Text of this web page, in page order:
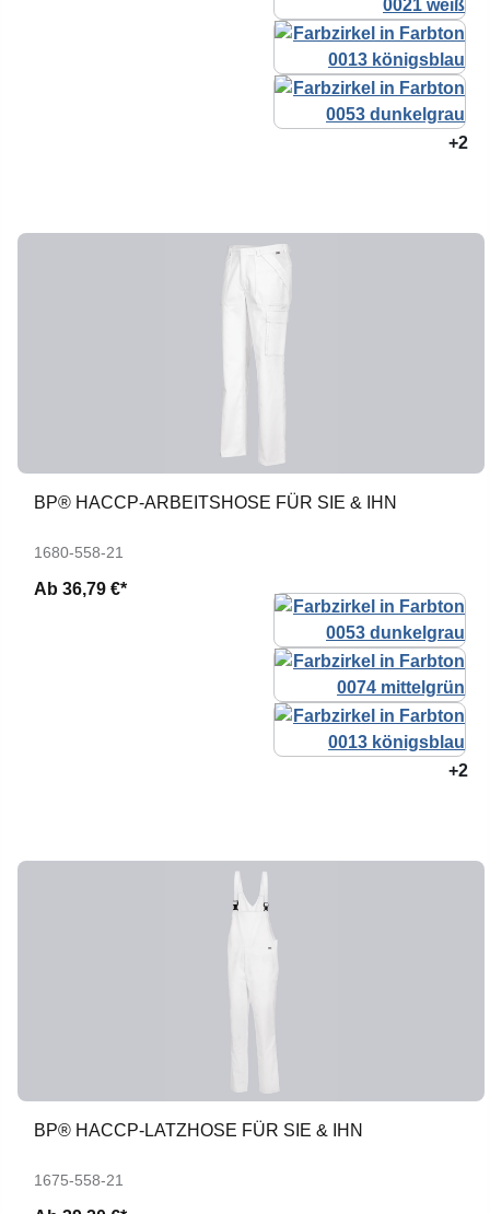
+2
BP® HACCP-ARBEITSHOSE FÜR SIE & IHN
1680-558-21
Ab 36,79 €*
+2
BP® HACCP-LATZHOSE FÜR SIE & IHN
1675-558-21